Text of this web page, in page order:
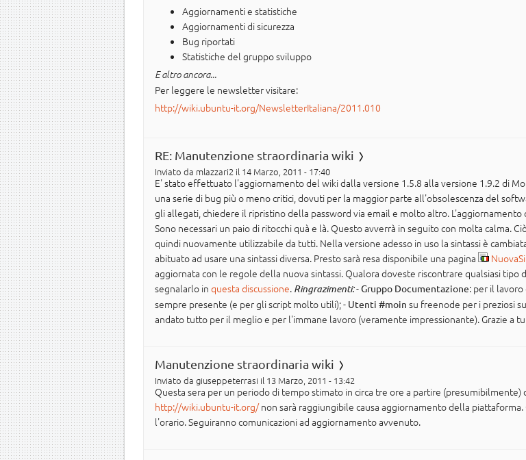
Aggiornamenti e statistiche
Aggiornamenti di sicurezza
Bug riportati
Statistiche del gruppo sviluppo
E altro ancora...
Per leggere le newsletter visitare:
http://wiki.ubuntu-it.org/NewsletterItaliana/2011.010
RE: Manutenzione straordinaria wiki
Inviato da mlazzari2 il 14 Marzo, 2011 - 17:40
E' stato effettuato l'aggiornamento del wiki dalla versione 1.5.8 alla versione 1.9.2 di
una serie di bug più o meno critici, dovuti per la maggior parte all'obsolescenza del
gli allegati, chiedere il ripristino della password via email e molto altro.
Sono necessari un paio di ritocchi quà e là. Questo avverrà in seguito con molta calma.
quindi nuovamente utilizzabile da tutti. Nella versione adesso in uso la sintassi è
abituato ad usare una sintassi diversa. Presto sarà resa disponibile una pagina
aggiornata con le regole della nuova sintassi. Qualora doveste riscontrare qualsiasi
segnalarlo in questa discussione. Ringrazimenti:-Gruppo Documentazione: per il
sempre presente (e per gli script molto utili); - Utenti #moin su freenode per i preziosi
andato tutto per il meglio e per l'immane lavoro (veramente impressionante). Grazie a
Manutenzione straordinaria wiki
Inviato da giuseppeterrasi il 13 Marzo, 2011 - 13:42
Questa sera per un periodo di tempo stimato in circa tre ore a partire (presumibilmente)
http://wiki.ubuntu-it.org/non sarà raggiungibile causa aggiornamento della piattaforma.
l'orario. Seguiranno comunicazioni ad aggiornamento avvenuto.